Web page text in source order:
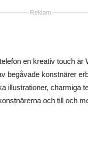
Reklam
en kreativ touch är
begåvade konstnärer
illustrationer, charmiga
och till och